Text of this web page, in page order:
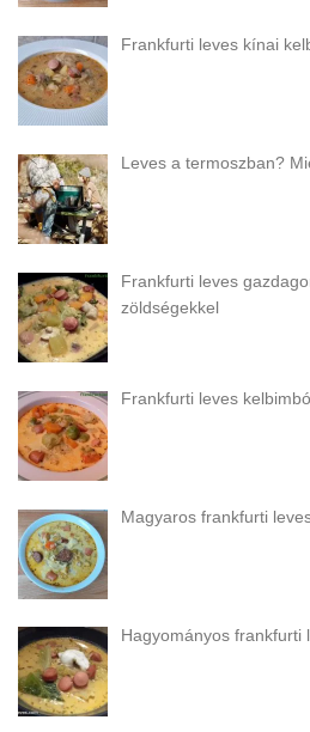
Frankfurti leves kínai
Leves a termoszban?
Frankfurti leves
zöldségekkel
Frankfurti leves
Magyaros frankfurti
Hagyományos frankfurti